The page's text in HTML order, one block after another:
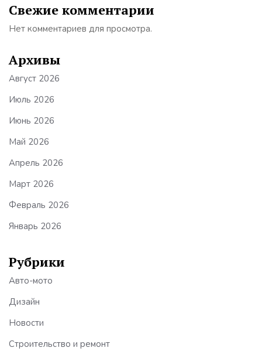
Свежие комментарии
Нет комментариев для просмотра.
Архивы
Август 2026
Июль 2026
Июнь 2026
Май 2026
Апрель 2026
Март 2026
Февраль 2026
Январь 2026
Рубрики
Авто-мото
Дизайн
Новости
Строительство и ремонт